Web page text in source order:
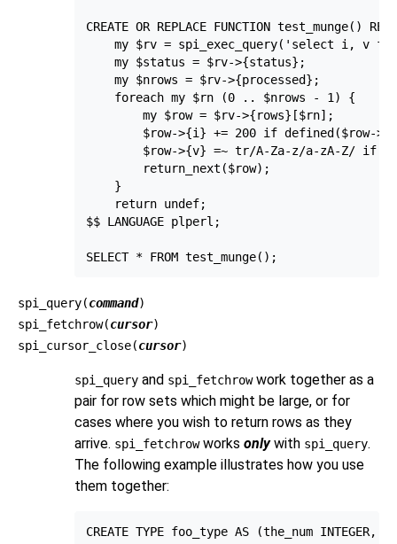
CREATE OR REPLACE FUNCTION test_munge()
my $rv = spi_exec_query('select i, v
    my $status = $rv->{status};
    my $nrows = $rv->{processed};
    foreach my $rn (0 .. $nrows - 1) {
        my $row = $rv->{rows}[$rn];
$row->{i} += 200 if defined($row-
$row->{v} =~ tr/A-Za-z/a-zA-Z/ if
        return_next($row);
    }
    return undef;
$$ LANGUAGE plperl;
spi_query(command)
spi_fetchrow(cursor)
spi_cursor_close(cursor)
spi_query and spi_fetchrowwork together as a
pair for row sets which might be large, or for
cases where you wish to return rows as they
arrive. spi_fetchrowworks onlywith spi_query.
The following example illustrates how you use
them together:
CREATE TYPE foo_type AS (the_num INTEGER,